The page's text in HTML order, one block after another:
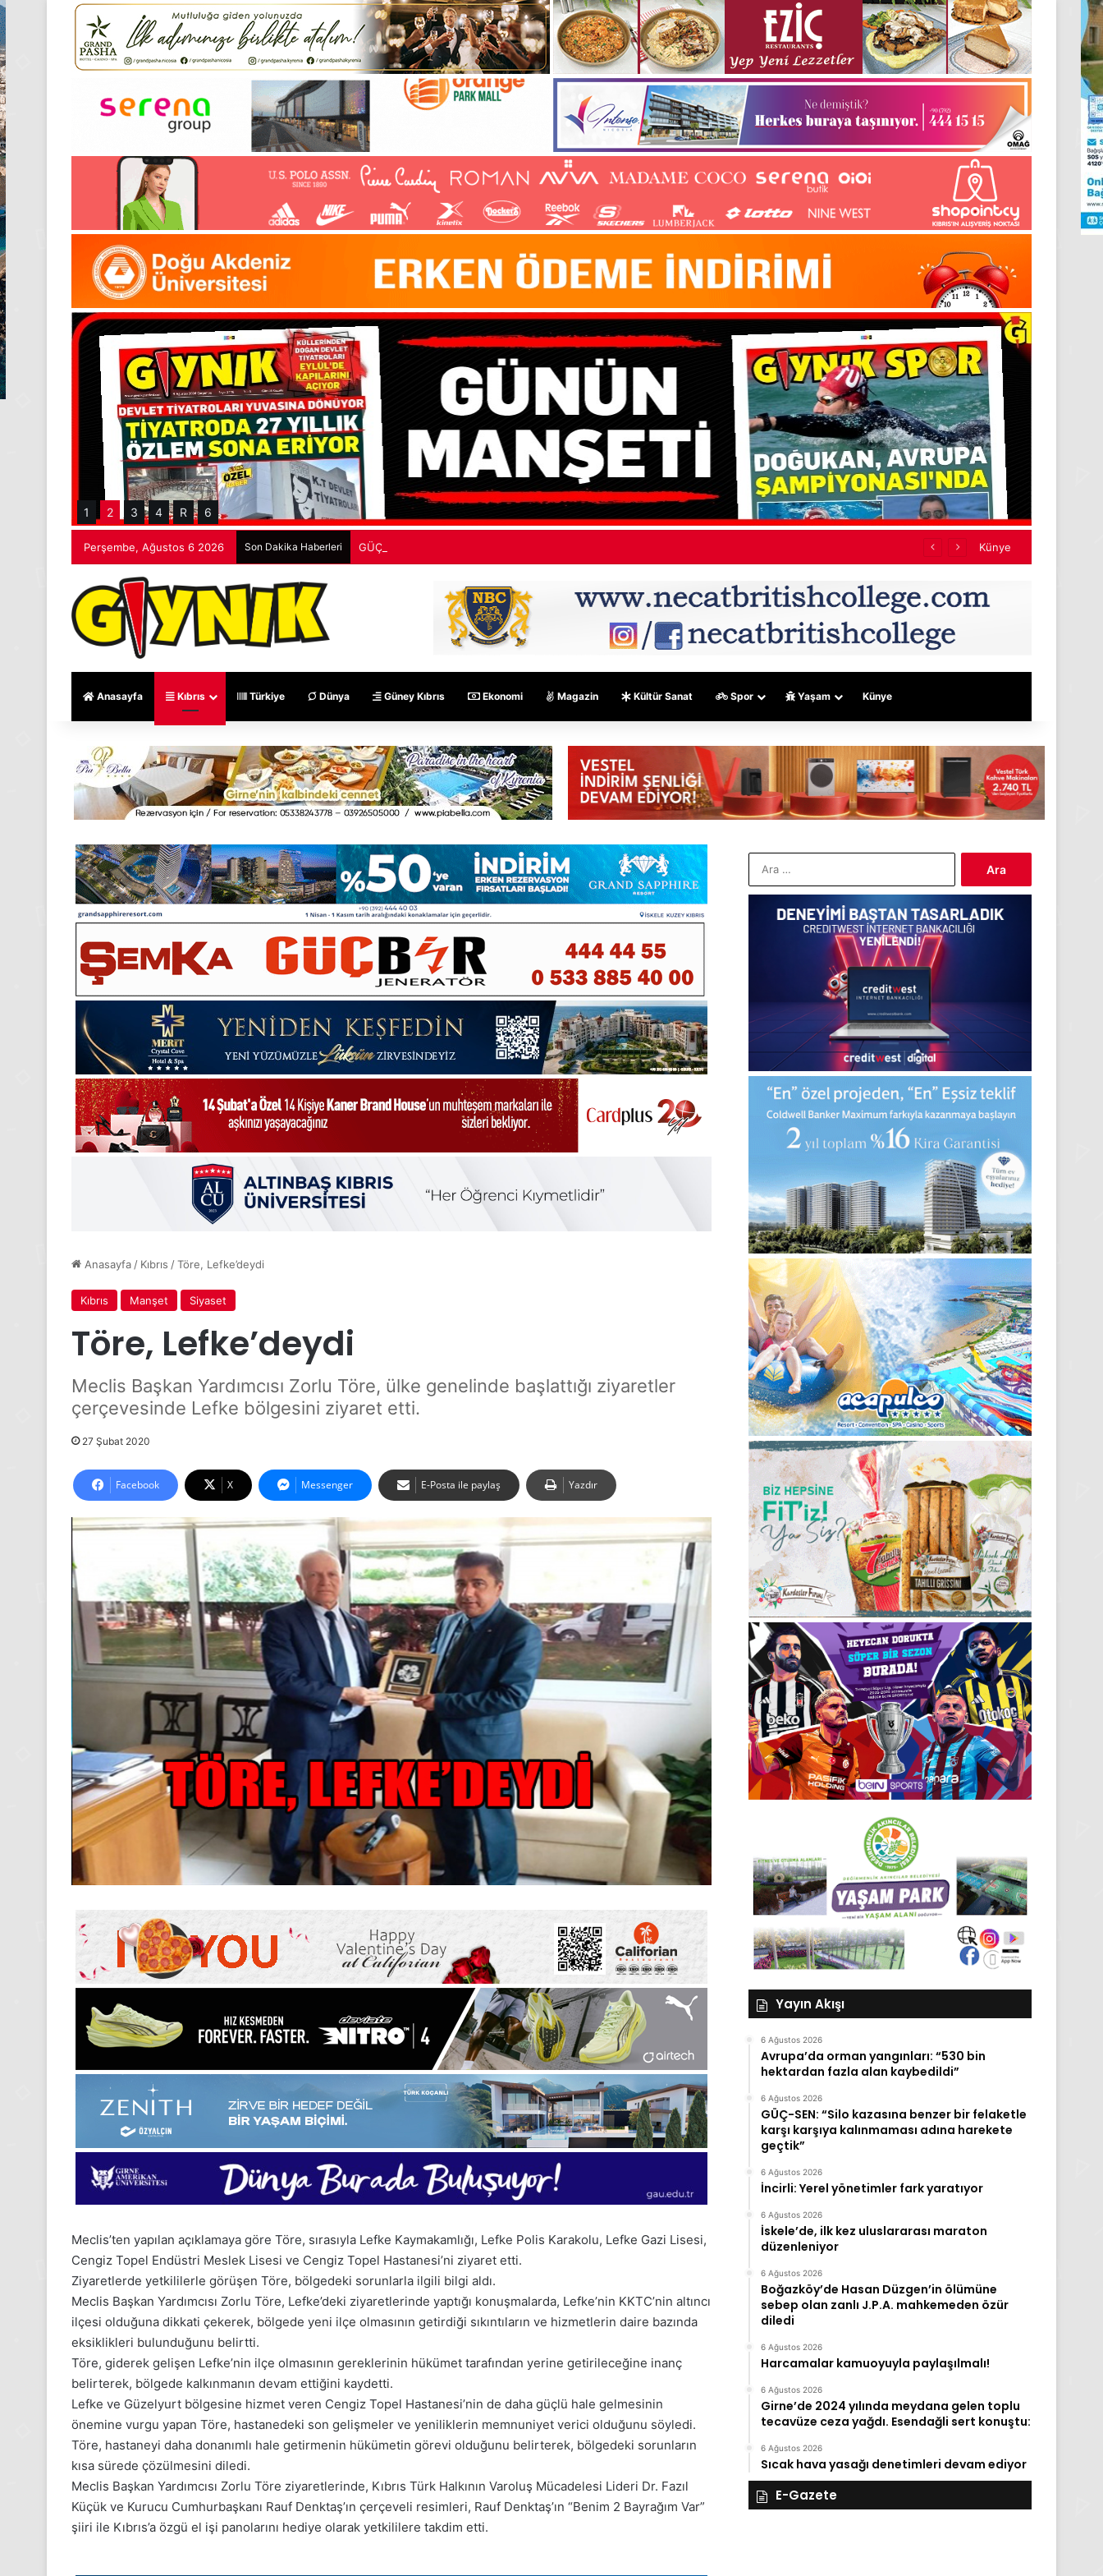
1 2 3 4 R 6
Perşembe, Ağustos 6 2026 Son Dakika Haberleri GÜÇ-SEN: “Silo kazasına benzer bir felaketle karşı karşıya kalınmaması adına harekete geçtik” Künye
Anasayfa Kıbrıs Türkiye Dünya Güney Kıbrıs Ekonomi Magazin Kültür Sanat Spor Yaşam Künye
Anasayfa / Kıbrıs /Töre, Lefke’deydi
Kıbrıs Manşet Siyaset
Töre, Lefke’deydi
Meclis Başkan Yardımcısı Zorlu Töre, ülke genelinde başlattığı ziyaretler
çerçevesinde Lefke bölgesini ziyaret etti.
27 Şubat 2020
Facebook X Messenger E-Posta ile paylaş Yazdır
Meclis’ten yapılan açıklamaya göre Töre, sırasıyla Lefke Kaymakamlığı, Lefke Polis Karakolu, Lefke Gazi Lisesi,
Cengiz Topel Endüstri Meslek Lisesi ve Cengiz Topel Hastanesi’ni ziyaret etti.
Ziyaretlerde yetkililerle görüşen Töre, bölgedeki sorunlarla ilgili bilgi aldı.
Meclis Başkan Yardımcısı Zorlu Töre, Lefke’deki ziyaretlerinde yaptığı konuşmalarda, Lefke’nin KKTC’nin altıncı
ilçesi olduğuna dikkati çekerek, bölgede yeni ilçe olmasının getirdiği sıkıntıların ve hizmetlerin daire bazında
eksiklikleri bulunduğunu belirtti.
Töre, giderek gelişen Lefke’nin ilçe olmasının gereklerinin hükümet tarafından yerine getirileceğine inanç
belirterek, bölgede kalkınmanın devam ettiğini kaydetti.
Lefke ve Güzelyurt bölgesine hizmet veren Cengiz Topel Hastanesi’nin de daha güçlü hale gelmesinin
önemine vurgu yapan Töre, hastanedeki son gelişmeler ve yeniliklerin memnuniyet verici olduğunu söyledi.
Töre, hastaneyi daha donanımlı hale getirmenin hükümetin görevi olduğunu belirterek, bölgedeki sorunların
kısa sürede çözülmesini diledi.
Meclis Başkan Yardımcısı Zorlu Töre ziyaretlerinde, Kıbrıs Türk Halkının Varoluş Mücadelesi Lideri Dr. Fazıl
Küçük ve Kurucu Cumhurbaşkanı Rauf Denktaş’ın çerçeveli resimleri, Rauf Denktaş’ın “Benim 2 Bayrağım Var”
şiiri ile Kıbrıs’a özgü el işi panolarını hediye olarak yetkililere takdim etti.
Yayın Akışı
6 Ağustos 2026
Avrupa’da orman yangınları: “530 bin
hektardan fazla alan kaybedildi”
6 Ağustos 2026
GÜÇ-SEN: “Silo kazasına benzer bir felaketle
karşı karşıya kalınmaması adına harekete
geçtik”
6 Ağustos 2026
İncirli: Yerel yönetimler fark yaratıyor
6 Ağustos 2026
İskele’de, ilk kez uluslararası maraton
düzenleniyor
6 Ağustos 2026
Boğazköy’de Hasan Düzgen’in ölümüne
sebep olan zanlı J.P.A. mahkemeden özür
diledi
6 Ağustos 2026
Harcamalar kamuoyuyla paylaşılmalı!
6 Ağustos 2026
Girne’de 2024 yılında meydana gelen toplu
tecavüze ceza yağdı. Esendağli sert konuştu:
6 Ağustos 2026
Sıcak hava yasağı denetimleri devam ediyor
E-Gazete
1